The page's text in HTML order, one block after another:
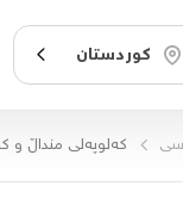
کوردستان
کەلوپەلی منداڵ و